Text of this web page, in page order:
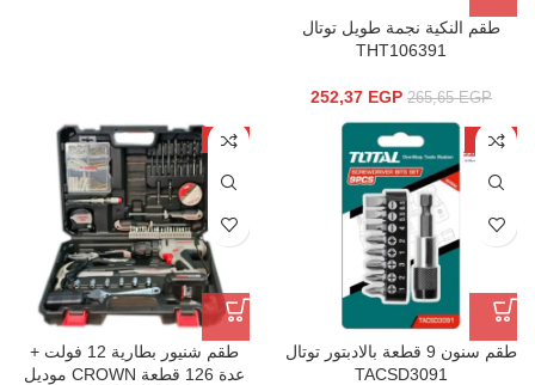
طقم النكية نجمة طويل توتال
THT106391
265,65EGP
252,37 EGP
-15%
طقم سنون 9 قطعة بالادبتور توتال
TACSD3091
-7%
طقم شنيور بطارية 12 فولت +
عدة 126 قطعة CROWN موديل